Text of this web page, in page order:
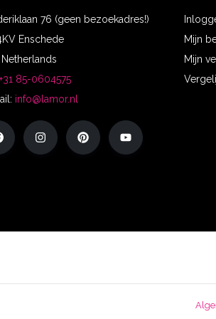
76 (geen bezoekadres!)
Enschede
+31 85-0604575
info@lamor.nl
Mijn
Mijn